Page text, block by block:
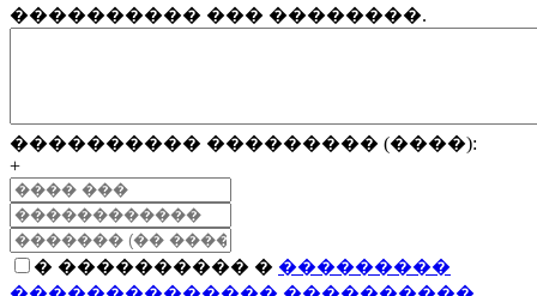
���������� ��� ��������.
���������� ��������� (����):
+
� ���������� � ���������